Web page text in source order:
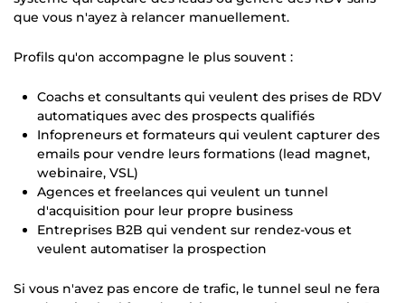
que vous n'ayez à relancer manuellement.
Profils qu'on accompagne le plus souvent :
Coachs et consultants qui veulent des prises de RDV
automatiques avec des prospects qualifiés
Infopreneurs et formateurs qui veulent capturer des
emails pour vendre leurs formations (lead magnet,
webinaire, VSL)
Agences et freelances qui veulent un tunnel
d'acquisition pour leur propre business
Entreprises B2B qui vendent sur rendez-vous et
veulent automatiser la prospection
Si vous n'avez pas encore de trafic, le tunnel seul ne fera